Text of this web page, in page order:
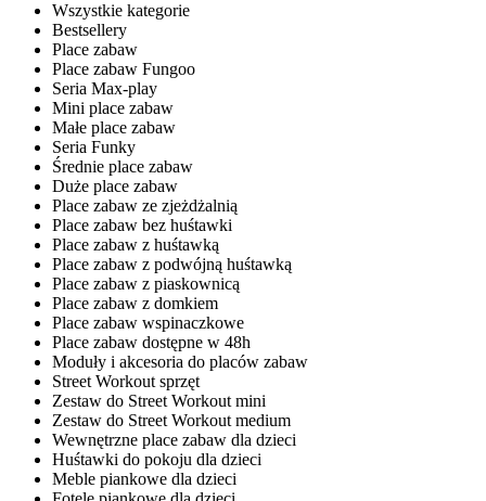
Wszystkie kategorie
Bestsellery
Place zabaw
Place zabaw Fungoo
Seria Max-play
Mini place zabaw
Małe place zabaw
Seria Funky
Średnie place zabaw
Duże place zabaw
Place zabaw ze zjeżdżalnią
Place zabaw bez huśtawki
Place zabaw z huśtawką
Place zabaw z podwójną huśtawką
Place zabaw z piaskownicą
Place zabaw z domkiem
Place zabaw wspinaczkowe
Place zabaw dostępne w 48h
Moduły i akcesoria do placów zabaw
Street Workout sprzęt
Zestaw do Street Workout mini
Zestaw do Street Workout medium
Wewnętrzne place zabaw dla dzieci
Huśtawki do pokoju dla dzieci
Meble piankowe dla dzieci